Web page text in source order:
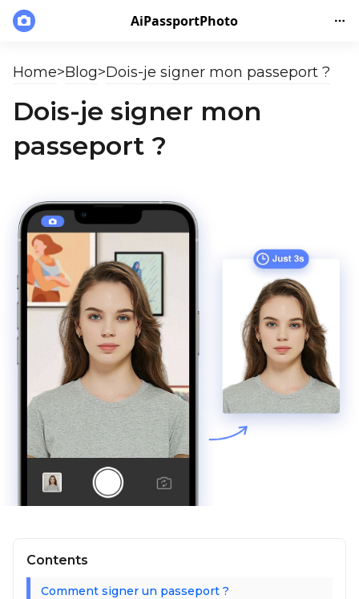
AiPassportPhoto
Home>Blog>Dois-je signer mon passeport ?
Dois-je signer mon
passeport ?
Contents
Comment signer un passeport ?